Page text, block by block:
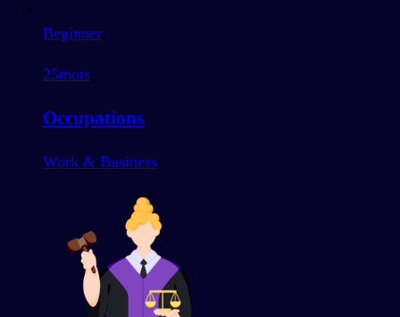
Beginner
25mots
Occupations
Work & Business